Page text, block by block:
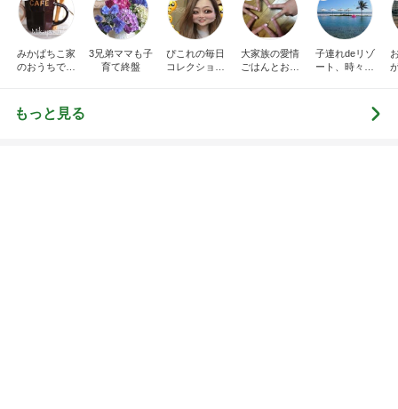
みかぱちこ家
のおうちでご
3兄弟ママも子
育て終盤
ぴこれの毎日
コレクション
大家族の愛情
ごはんとお弁
子連れdeリゾ
ート、時々キ
もっと見る